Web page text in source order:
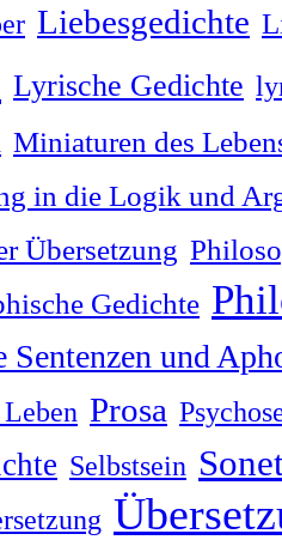
Liebesgedichte
Lyrische Gedichte
Miniaturen des
in die Logik und
Übersetzung
Gedichte
Sentenzen und
Prosa
Selbstsein